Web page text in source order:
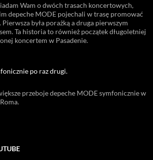
Wam o dwóch trasach koncertowych,
depeche MODE pojechali w trasę promować
Pierwsza była porażką a druga pierwszym
Ta historia to również początek długoletniej
koncertem w Pasadenie.
po raz drugi.
przeboje depeche MODE symfonicznie w